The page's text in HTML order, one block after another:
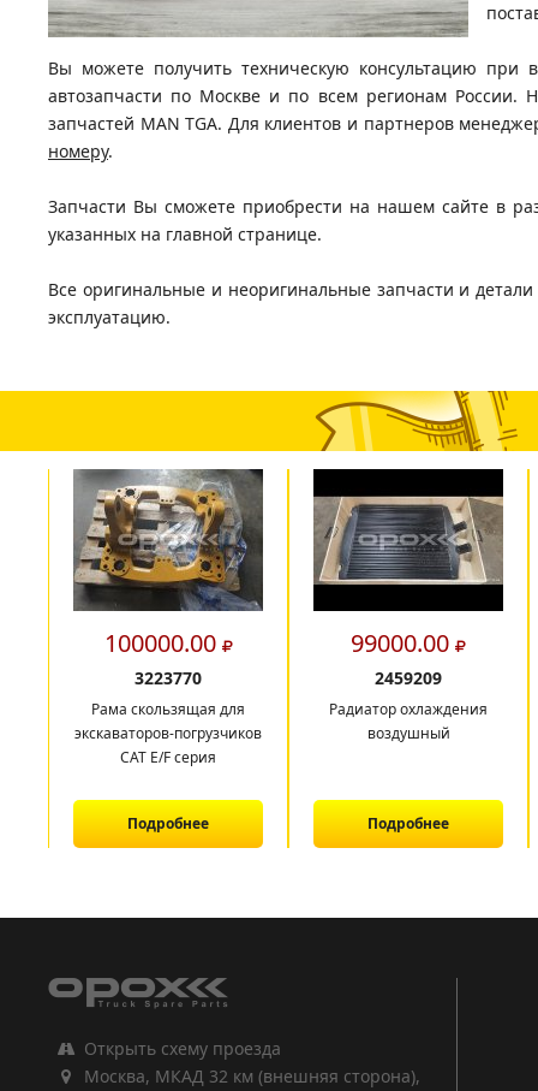
Вы можете получить техническую консультацию при
автозапчасти по Москве и по всем регионам
запчастей MAN TGA. Для клиентов и партнеров
номеру.
Запчасти Вы сможете приобрести на нашем сайте в
указанных на главной странице.
Все оригинальные и неоригинальные запчасти и
эксплуатацию.
100000.00
3223770
Рама скользящая для
экскаваторов-погрузчиков
CAT E/F серия
Подробнее
99000.00
2459209
Радиатор охлаждения
воздушный
Подробнее
Открыть схему проезда
Москва, МКАД 32 км (внешняя сторона),